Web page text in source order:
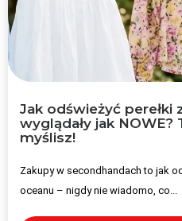
Jak odświeżyć perełki
wyglądały jak
myślisz!
Zakupy w secondhandach to jak
oceanu – nigdy nie wiadomo, co...